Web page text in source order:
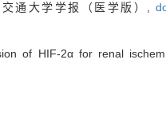
交通大学学报（医学版）,
of HIF-2α for renal